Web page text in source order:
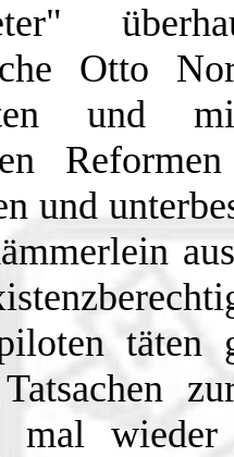
Otto
und
und
mal